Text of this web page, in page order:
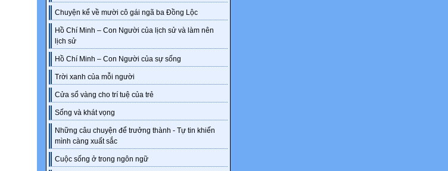
Chuyện kể về mười cô gái ngã ba Đồng Lộc
Hồ Chí Minh – Con Người của lịch sử và làm nên
lịch sử
Hồ Chí Minh – Con Người của sự sống
Trời xanh của mỗi người
Cửa sổ vàng cho trí tuệ của trẻ
Sống và khát vọng
Những câu chuyện để trưởng thành - Tự tin khiến
mình càng xuất sắc
Cuộc sống ở trong ngôn ngữ